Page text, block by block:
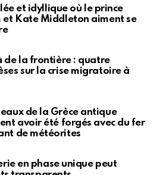
et idyllique où le prince
et Kate Middleton aiment se
de la frontière : quatre
sur la crise migratoire à
de la Grèce antique
avoir été forgés avec du fer
de météorites
en phase unique peut